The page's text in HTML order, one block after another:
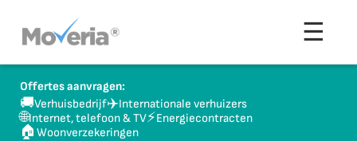
inhoud
springen
☰
Offertes aanvragen:
🚚Verhuisbedrijf✈️Internationale verhuizers
🌐Internet, telefoon & TV⚡Energiecontracten
🏠 Woonverzekeringen